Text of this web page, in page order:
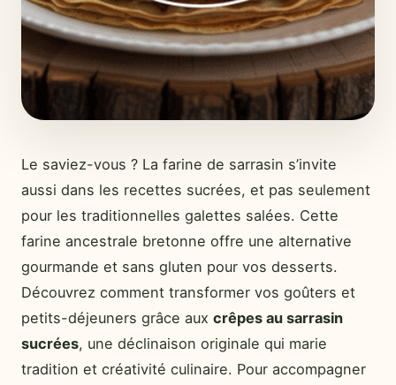
Le saviez-vous ? La farine de sarrasin s’invite
aussi dans les recettes sucrées, et pas seulement
pour les traditionnelles galettes salées. Cette
farine ancestrale bretonne offre une alternative
gourmande et sans gluten pour vos desserts.
Découvrez comment transformer vos goûters et
petits-déjeuners grâce aux crêpes au sarrasin
sucrées, une déclinaison originale qui marie
tradition et créativité culinaire. Pour accompagner